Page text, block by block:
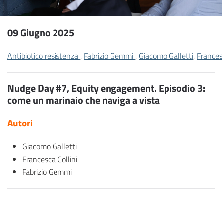
09 Giugno 2025
Antibiotico resistenza , Fabrizio Gemmi , Giacomo Galletti,
Nudge Day #7, Equity engagement. Episodio 3:
come un marinaio che naviga a vista
Autori
Giacomo Galletti
Francesca Collini
Fabrizio Gemmi